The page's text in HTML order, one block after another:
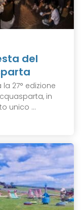
del
27° edizione
in
unico ...